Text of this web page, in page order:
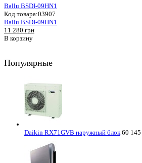
Ballu BSDI-09HN1
Код товара:03907
Ballu BSDI-09HN1
11 280 грн
В корзину
Популярные
Daikin RX71GVB наружный блок 60 145